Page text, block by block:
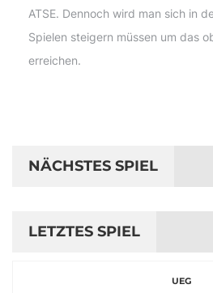
ATSE. Dennoch wird man sich in
Spielen steigern müssen um das
erreichen.
NÄCHSTES SPIEL
LETZTES SPIEL
UEG